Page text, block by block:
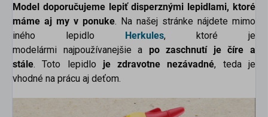
Model doporučujeme lepiť disperznými lepidlami, ktoré
máme aj my v ponuke. Na našej stránke nájdete mimo
iného lepidlo Herkules, ktoré je
modelármi najpoužívanejšie a po zaschnutí je číre a
stále. Toto lepidlo je zdravotne nezávadné, teda je
vhodné na prácu aj deťom.